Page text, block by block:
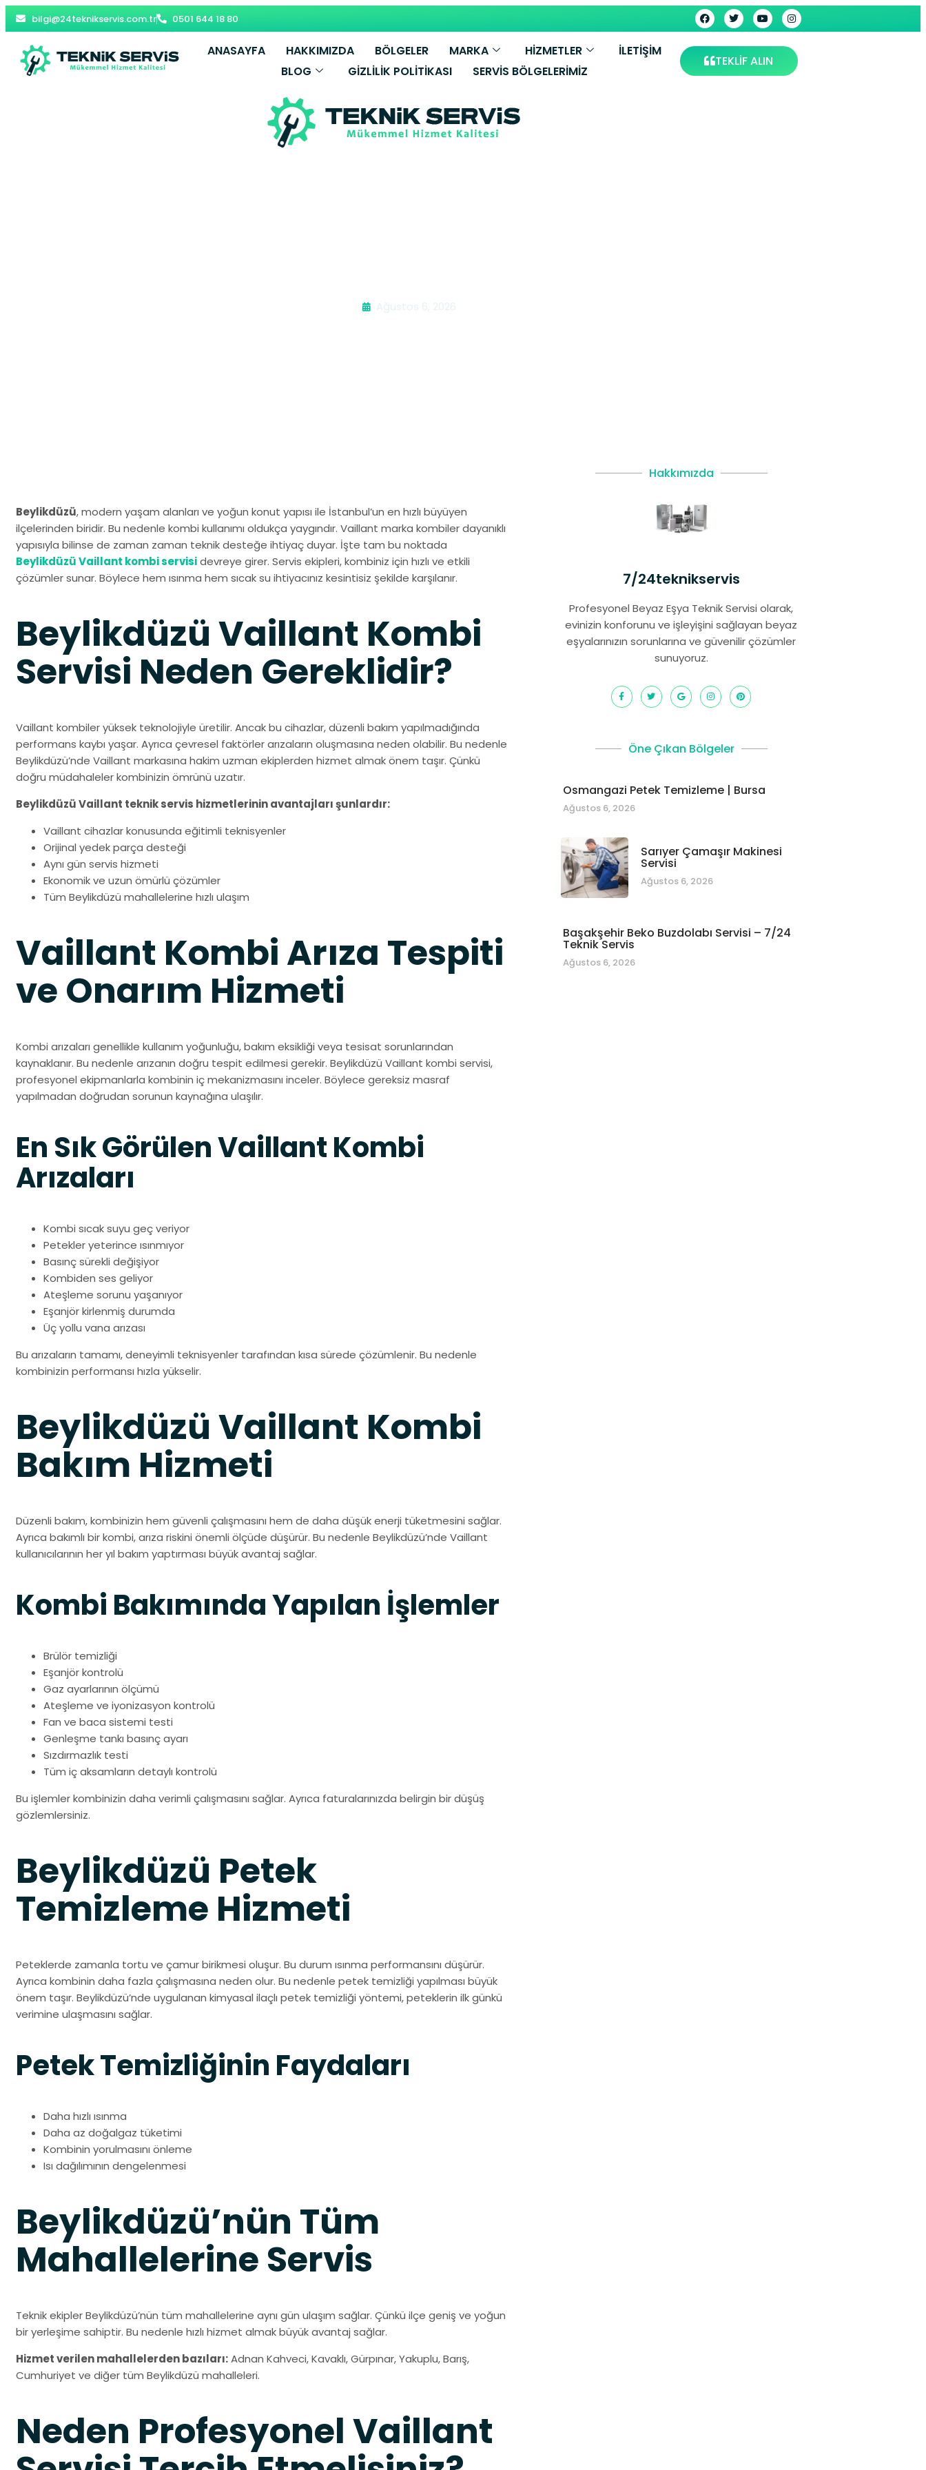
bilgi@24teknikservis.com.tr 0501 644 18 80
ANASAYFA HAKKIMIZDA BÖLGELER MARKA HİZMETLER
İLETIŞIM
BLOG
GIZLILIK POLITIKASI SERVIS BÖLGELERIMIZ
TEKLİF ALIN
Ağustos 6, 2026
Beylikdüzü, modern yaşam alanları ve yoğun konut yapısı ile İstanbul’un en hızlı büyüyen
ilçelerinden biridir. Bu nedenle kombi kullanımı oldukça yaygındır. Vaillant marka kombiler dayanıklı
yapısıyla bilinse de zaman zaman teknik desteğe ihtiyaç duyar. İşte tam bu noktada
Beylikdüzü Vaillant kombi servisidevreye girer. Servis ekipleri, kombiniz için hızlı ve etkili
çözümler sunar. Böylece hem ısınma hem sıcak su ihtiyacınız kesintisiz şekilde karşılanır.
Beylikdüzü Vaillant Kombi
Servisi Neden Gereklidir?
Vaillant kombiler yüksek teknolojiyle üretilir. Ancak bu cihazlar, düzenli bakım yapılmadığında
performans kaybı yaşar. Ayrıca çevresel faktörler arızaların oluşmasına neden olabilir. Bu nedenle
Beylikdüzü’nde Vaillant markasına hakim uzman ekiplerden hizmet almak önem taşır. Çünkü
doğru müdahaleler kombinizin ömrünü uzatır.
Beylikdüzü Vaillant teknik servis hizmetlerinin avantajları şunlardır:
Vaillant cihazlar konusunda eğitimli teknisyenler
Orijinal yedek parça desteği
Aynı gün servis hizmeti
Ekonomik ve uzun ömürlü çözümler
Tüm Beylikdüzü mahallelerine hızlı ulaşım
Vaillant Kombi Arıza Tespiti
ve Onarım Hizmeti
Kombi arızaları genellikle kullanım yoğunluğu, bakım eksikliği veya tesisat sorunlarından
kaynaklanır. Bu nedenle arızanın doğru tespit edilmesi gerekir. Beylikdüzü Vaillant kombi servisi,
profesyonel ekipmanlarla kombinin iç mekanizmasını inceler. Böylece gereksiz masraf
yapılmadan doğrudan sorunun kaynağına ulaşılır.
En Sık Görülen Vaillant Kombi
Arızaları
Kombi sıcak suyu geç veriyor
Petekler yeterince ısınmıyor
Basınç sürekli değişiyor
Kombiden ses geliyor
Ateşleme sorunu yaşanıyor
Eşanjör kirlenmiş durumda
Üç yollu vana arızası
Bu arızaların tamamı, deneyimli teknisyenler tarafından kısa sürede çözümlenir. Bu nedenle
kombinizin performansı hızla yükselir.
Beylikdüzü Vaillant Kombi
Bakım Hizmeti
Düzenli bakım, kombinizin hem güvenli çalışmasını hem de daha düşük enerji tüketmesini sağlar.
Ayrıca bakımlı bir kombi, arıza riskini önemli ölçüde düşürür. Bu nedenle Beylikdüzü’nde Vaillant
kullanıcılarının her yıl bakım yaptırması büyük avantaj sağlar.
Kombi Bakımında Yapılan İşlemler
Brülör temizliği
Eşanjör kontrolü
Gaz ayarlarının ölçümü
Ateşleme ve iyonizasyon kontrolü
Fan ve baca sistemi testi
Genleşme tankı basınç ayarı
Sızdırmazlık testi
Tüm iç aksamların detaylı kontrolü
Bu işlemler kombinizin daha verimli çalışmasını sağlar. Ayrıca faturalarınızda belirgin bir düşüş
gözlemlersiniz.
Beylikdüzü Petek
Temizleme Hizmeti
Peteklerde zamanla tortu ve çamur birikmesi oluşur. Bu durum ısınma performansını düşürür.
Ayrıca kombinin daha fazla çalışmasına neden olur. Bu nedenle petek temizliği yapılması büyük
önem taşır. Beylikdüzü’nde uygulanan kimyasal ilaçlı petek temizliği yöntemi, peteklerin ilk günkü
verimine ulaşmasını sağlar.
Petek Temizliğinin Faydaları
Daha hızlı ısınma
Daha az doğalgaz tüketimi
Kombinin yorulmasını önleme
Isı dağılımının dengelenmesi
Beylikdüzü’nün Tüm
Mahallelerine Servis
Teknik ekipler Beylikdüzü’nün tüm mahallelerine aynı gün ulaşım sağlar. Çünkü ilçe geniş ve yoğun
bir yerleşime sahiptir. Bu nedenle hızlı hizmet almak büyük avantaj sağlar.
Hizmet verilen mahallelerden bazıları:Adnan Kahveci, Kavaklı, Gürpınar, Yakuplu, Barış,
Cumhuriyet ve diğer tüm Beylikdüzü mahalleleri.
Neden Profesyonel Vaillant
Hakkımızda
7/24teknikservis
Profesyonel Beyaz Eşya Teknik Servisi olarak,
evinizin konforunu ve işleyişini sağlayan beyaz
eşyalarınızın sorunlarına ve güvenilir çözümler
sunuyoruz.
Öne Çıkan Bölgeler
Osmangazi Petek Temizleme | Bursa
Ağustos 6, 2026
Sarıyer Çamaşır Makinesi
Servisi
Ağustos 6, 2026
Başakşehir Beko Buzdolabı Servisi – 7/24
Teknik Servis
Ağustos 6, 2026